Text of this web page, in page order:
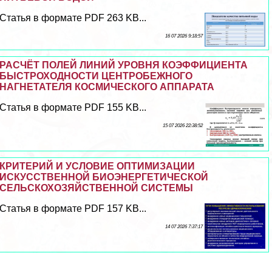
Статья в формате PDF 263 KB...
16 07 2026 9:18:57
РАСЧЁТ ПОЛЕЙ ЛИНИЙ УРОВНЯ КОЭФФИЦИЕНТА
БЫСТРОХОДНОСТИ ЦЕНТРОБЕЖНОГО
НАГНЕТАТЕЛЯ КОСМИЧЕСКОГО АППАРАТА
Статья в формате PDF 155 KB...
15 07 2026 22:38:52
КРИТЕРИЙ И УСЛОВИЕ ОПТИМИЗАЦИИ
ИСКУССТВЕННОЙ БИОЭНЕРГЕТИЧЕСКОЙ
СЕЛЬСКОХОЗЯЙСТВЕННОЙ СИСТЕМЫ
Статья в формате PDF 157 KB...
14 07 2026 7:37:17